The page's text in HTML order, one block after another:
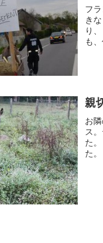
フ
き
り
も
親
お
ス
た
た